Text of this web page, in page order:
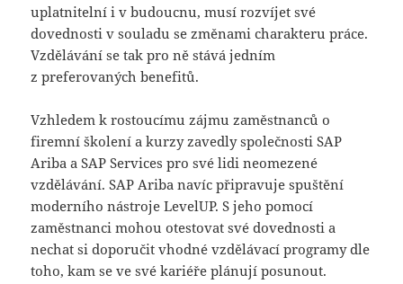
uplatnitelní i v budoucnu, musí rozvíjet své
dovednosti v souladu se změnami charakteru práce.
Vzdělávání se tak pro ně stává jedním
z preferovaných benefitů.
Vzhledem k rostoucímu zájmu zaměstnanců o
firemní školení a kurzy zavedly společnosti SAP
Ariba a SAP Services pro své lidi neomezené
vzdělávání. SAP Ariba navíc připravuje spuštění
moderního nástroje LevelUP. S jeho pomocí
zaměstnanci mohou otestovat své dovednosti a
nechat si doporučit vhodné vzdělávací programy dle
toho, kam se ve své kariéře plánují posunout.